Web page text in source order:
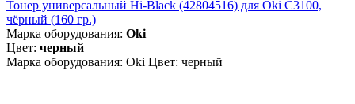
Тонер универсальный Hi-Black (42804516) для Oki С3100,
чёрный (160 гр.)
Марка оборудования: Oki
Цвет: черный
Марка оборудования: Oki Цвет: черный